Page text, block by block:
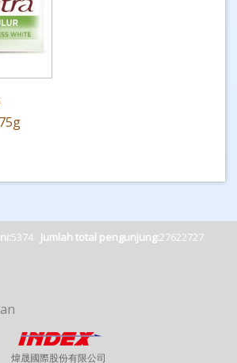
5374 Jumlah total pengunjung:27622727
煒晟國際股份有限公司